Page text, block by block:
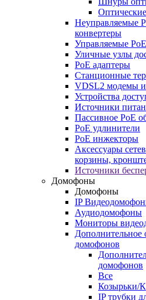
Неуправляемые
конвертеры
Управляемые
Уличные узлы
PoE адаптеры
Станционные
VDSL2 модемы и
Устройства
Источники
Пассивное PoE
PoE удлинители
PoE инжекторы
Аксессуары
корзины,
Источники
Домофоны
Домофоны
IP
Аудиодомофоны
Мониторы
Дополнительное
домофонов
домофонов
Все
Козырьки/
IP трубки